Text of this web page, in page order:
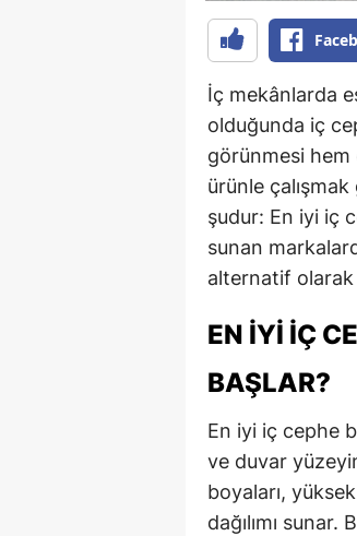
İç mekânlarda
olduğunda iç
görünmesi hem
ürünle
şudur: En iyi iç
sunan
alternatif olarak
EN İYI İÇ
BAŞLAR?
En iyi iç cephe
ve duvar
boyaları,
dağılımı